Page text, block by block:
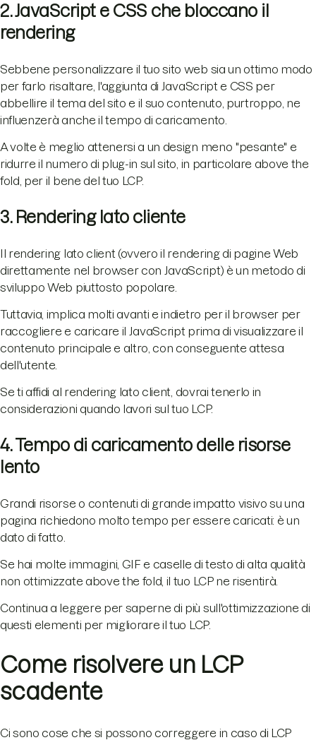
2. JavaScript e CSS che bloccano il
rendering
Sebbene personalizzare il tuo sito web sia un ottimo modo
per farlo risaltare, l'aggiunta di JavaScript e CSS per
abbellire il tema del sito e il suo contenuto, purtroppo, ne
influenzerà anche il tempo di caricamento.
A volte è meglio attenersi a un design meno "pesante" e
ridurre il numero di plug-in sul sito, in particolare above the
fold, per il bene del tuo LCP.
3. Rendering lato cliente
Il rendering lato client (ovvero il rendering di pagine Web
direttamente nel browser con JavaScript) è un metodo di
sviluppo Web piuttosto popolare.
Tuttavia, implica molti avanti e indietro per il browser per
raccogliere e caricare il JavaScript prima di visualizzare il
contenuto principale e altro, con conseguente attesa
dell'utente.
Se ti affidi al rendering lato client, dovrai tenerlo in
considerazioni quando lavori sul tuo LCP.
4. Tempo di caricamento delle risorse
lento
Grandi risorse o contenuti di grande impatto visivo su una
pagina richiedono molto tempo per essere caricati: è un
dato di fatto.
Se hai molte immagini, GIF e caselle di testo di alta qualità
non ottimizzate above the fold, il tuo LCP ne risentirà.
Continua a leggere per saperne di più sull'ottimizzazione di
questi elementi per migliorare il tuo LCP.
Come risolvere un LCP
scadente
Ci sono cose che si possono correggere in caso di LCP